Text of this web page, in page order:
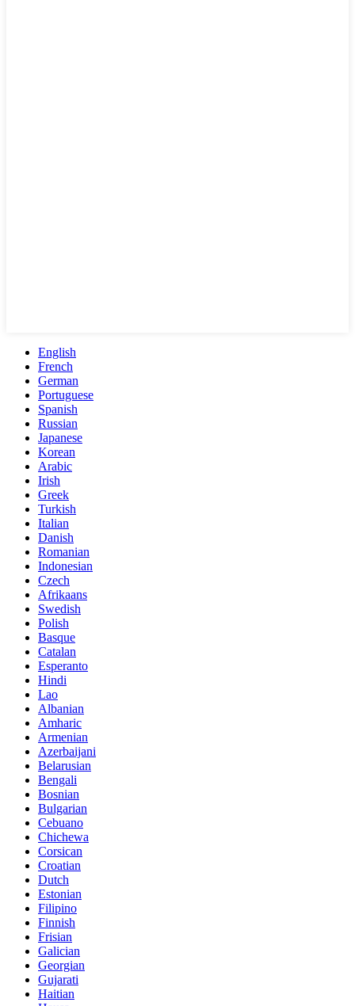
English
French
German
Portuguese
Spanish
Russian
Japanese
Korean
Arabic
Irish
Greek
Turkish
Italian
Danish
Romanian
Indonesian
Czech
Afrikaans
Swedish
Polish
Basque
Catalan
Esperanto
Hindi
Lao
Albanian
Amharic
Armenian
Azerbaijani
Belarusian
Bengali
Bosnian
Bulgarian
Cebuano
Chichewa
Corsican
Croatian
Dutch
Estonian
Filipino
Finnish
Frisian
Galician
Georgian
Gujarati
Haitian